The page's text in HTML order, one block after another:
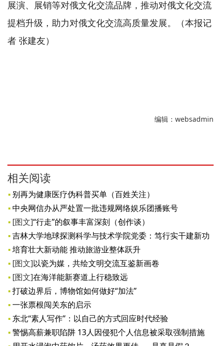
展演、展销等对俄文化交流品牌，推动对俄文化交流
提档升级，助力对俄文化交流高质量发展。（本报记
者 张建友）
编辑：websadmin
相关阅读
别再为健康医疗伪科普买单（百姓关注）
中央网信办从严处置一批违规网络娱乐团播账号
[图文]“行走”的叙事丰富深刻（创作谈）
吉林大学地球探测科学与技术学院党委：笃行实干建新功
培育壮大新动能 推动旅游业整体跃升
[图文]以瓷为媒，共绘文明交流互鉴新画卷
[图文]在海洋能新赛道上行稳致远
打破边界后，博物馆如何做好“加法”
一张票根闯关东的启示
东北“素人写作”：以自己的方式回应时代经验
警惕高薪兼职陷阱 13人因侵犯个人信息被采取强制措施